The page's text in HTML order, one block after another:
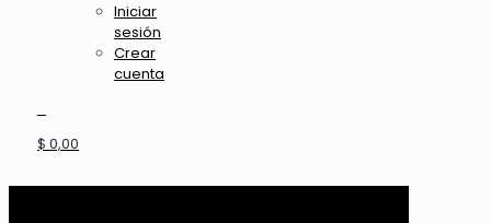
Iniciar
sesión
Crear
cuenta
$ 0,00